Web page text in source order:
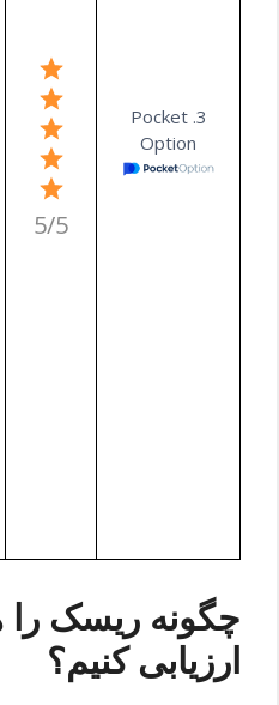
3. Pocket
Option
5/5
چگونه ریسک را
ارزیابی کنیم؟